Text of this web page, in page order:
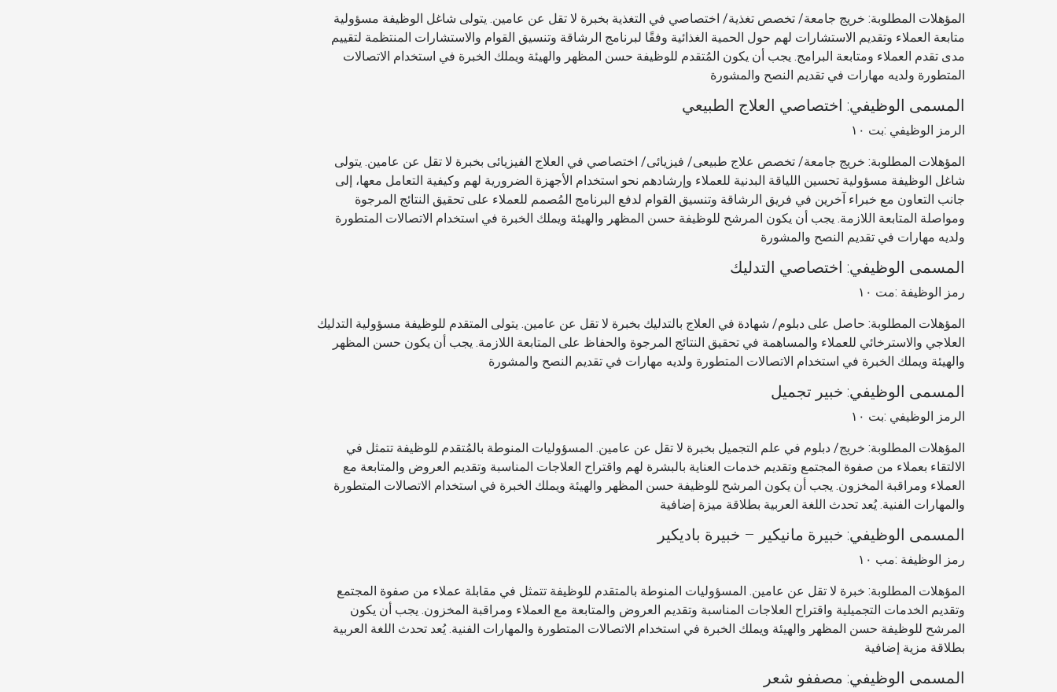
المؤهلات المطلوبة: خريج جامعة/ تخصص تغذية/ اختصاصي في التغذية بخبرة لا تقل عن عامين. يتولى شاغل الوظيفة مسؤولية
متابعة العملاء وتقديم الاستشارات لهم حول الحمية الغذائية وفقًا لبرنامج الرشاقة وتنسيق القوام والاستشارات المنتظمة لتقييم
مدى تقدم العملاء ومتابعة البرامج. يجب أن يكون المُتقدم للوظيفة حسن المظهر والهيئة ويملك الخبرة في استخدام الاتصالات
المتطورة ولديه مهارات في تقديم النصح والمشورة
المسمى الوظيفي: اختصاصي العلاج الطبيعي
الرمز الوظيفي :بت ١٠
المؤهلات المطلوبة: خريج جامعة/ تخصص علاج طبيعى/ فيزيائى/ اختصاصي في العلاج الفيزيائى بخبرة لا تقل عن عامين. يتولى
شاغل الوظيفة مسؤولية تحسين اللياقة البدنية للعملاء وإرشادهم نحو استخدام الأجهزة الضرورية لهم وكيفية التعامل معها، إلى
جانب التعاون مع خبراء آخرين في فريق الرشاقة وتنسيق القوام لدفع البرنامج المُصمم للعملاء على تحقيق النتائج المرجوة
ومواصلة المتابعة اللازمة. يجب أن يكون المرشح للوظيفة حسن المظهر والهيئة ويملك الخبرة في استخدام الاتصالات المتطورة
ولديه مهارات في تقديم النصح والمشورة
المسمى الوظيفي: اختصاصي التدليك
رمز الوظيفة :مت ١٠
المؤهلات المطلوبة: حاصل على دبلوم/ شهادة في العلاج بالتدليك بخبرة لا تقل عن عامين. يتولى المتقدم للوظيفة مسؤولية التدليك
العلاجي والاسترخائي للعملاء والمساهمة في تحقيق النتائج المرجوة والحفاظ على المتابعة اللازمة. يجب أن يكون حسن المظهر
والهيئة ويملك الخبرة في استخدام الاتصالات المتطورة ولديه مهارات في تقديم النصح والمشورة
المسمى الوظيفي: خبير تجميل
الرمز الوظيفي :بت ١٠
المؤهلات المطلوبة: خريج/ دبلوم في علم التجميل بخبرة لا تقل عن عامين. المسؤوليات المنوطة بالمُتقدم للوظيفة تتمثل في
الالتقاء بعملاء من صفوة المجتمع وتقديم خدمات العناية بالبشرة لهم واقتراح العلاجات المناسبة وتقديم العروض والمتابعة مع
العملاء ومراقبة المخزون. يجب أن يكون المرشح للوظيفة حسن المظهر والهيئة ويملك الخبرة في استخدام الاتصالات المتطورة
والمهارات الفنية. يُعد تحدث اللغة العربية بطلاقة ميزة إضافية
المسمى الوظيفي: خبيرة مانيكير – خبيرة باديكير
رمز الوظيفة :مب ١٠
المؤهلات المطلوبة: خبرة لا تقل عن عامين. المسؤوليات المنوطة بالمتقدم للوظيفة تتمثل في مقابلة عملاء من صفوة المجتمع
وتقديم الخدمات التجميلية واقتراح العلاجات المناسبة وتقديم العروض والمتابعة مع العملاء ومراقبة المخزون. يجب أن يكون
المرشح للوظيفة حسن المظهر والهيئة ويملك الخبرة في استخدام الاتصالات المتطورة والمهارات الفنية. يُعد تحدث اللغة العربية
بطلاقة مزية إضافية
المسمى الوظيفي: مصففو شعر